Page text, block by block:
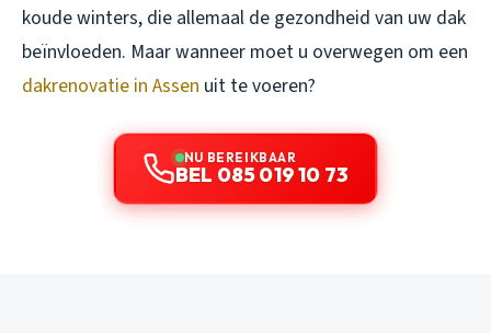
koude winters, die allemaal de gezondheid van uw dak
beïnvloeden. Maar wanneer moet u overwegen om een
dakrenovatie in Assen uit te voeren?
NU BEREIKBAAR
BEL 085 019 10 73